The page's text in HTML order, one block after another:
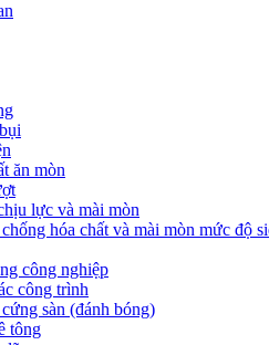
ăn mòn
lực và mài mòn
hóa chất và mài mòn mức độ
công nghiệp
công trình
sàn (đánh bóng)
tông